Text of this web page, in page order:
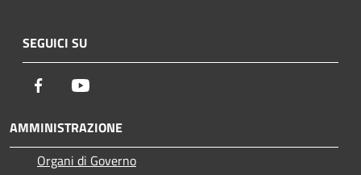
SEGUICI SU
Facebook
AMMINISTRAZIONE
Organi di Governo